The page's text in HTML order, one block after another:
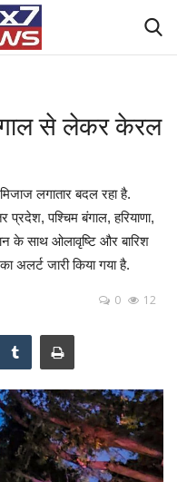
से लेकर केरल
लगातार बदल रहा है.
पश्चिम बंगाल, हरियाणा,
के साथ ओलावृष्टि और बारिश
अलर्ट जारी किया गया है.
0 12